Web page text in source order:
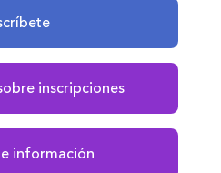
inscripciones
información